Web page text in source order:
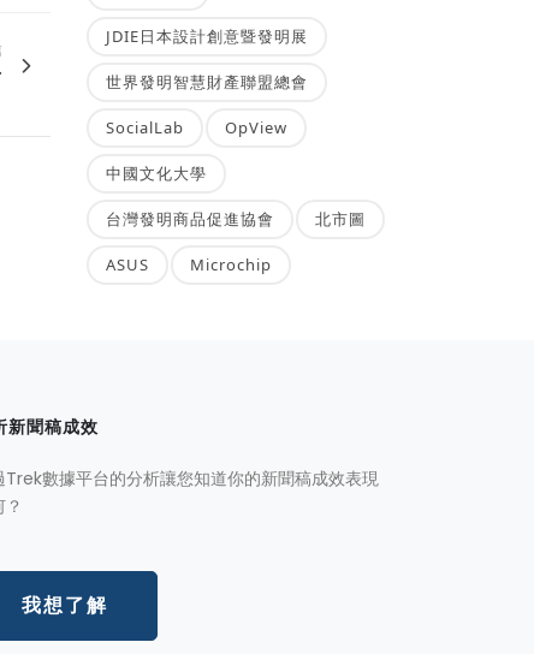
JDIE日本設計創意暨發明展
世界發明智慧財產聯盟總會
SocialLab OpView
中國文化大學
台灣發明商品促進協會 北市圖
ASUS Microchip
新聞稿成效
Trek數據平台的分析讓您知道你的新聞稿成效表現
我想了解